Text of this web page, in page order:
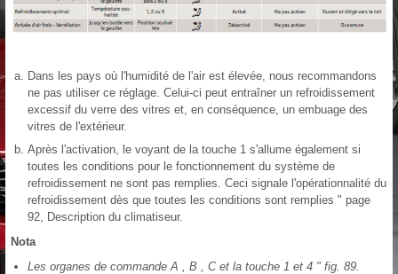
Dans les pays où l'humidité de l'air est élevée, nous recommandons
ne pas utiliser ce réglage. Celui-ci peut entraîner un refroidissement
excessif du verre des vitres et, en conséquence, un embuage des
vitres de l'extérieur.
Après l'activation, le voyant de la touche 1 s'allume également si
toutes les conditions pour le fonctionnement du système de
refroidissement ne sont pas remplies. Ceci signale l'opérationnalité du
refroidissement dès que toutes les conditions sont remplies " page
92, Description du climatiseur.
Nota
Les organes de commande A , B , C et la touche 1 et 4 " fig. 89.